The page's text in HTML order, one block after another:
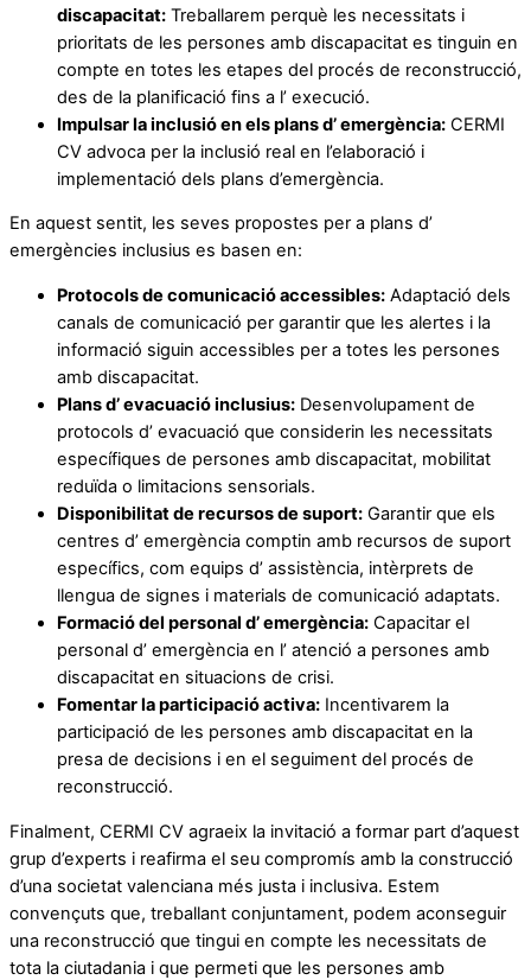
discapacitat: Treballarem perquè les necessitats i
prioritats de les persones amb discapacitat es tinguin en
compte en totes les etapes del procés de reconstrucció,
des de la planificació fins a l’ execució.
Impulsar la inclusió en els plans d’ emergència: CERMI
CV advoca per la inclusió real en l’elaboració i
implementació dels plans d’emergència.
En aquest sentit, les seves propostes per a plans d’
emergències inclusius es basen en:
Protocols de comunicació accessibles: Adaptació dels
canals de comunicació per garantir que les alertes i la
informació siguin accessibles per a totes les persones
amb discapacitat.
Plans d’ evacuació inclusius: Desenvolupament de
protocols d’ evacuació que considerin les necessitats
específiques de persones amb discapacitat, mobilitat
reduïda o limitacions sensorials.
Disponibilitat de recursos de suport: Garantir que els
centres d’ emergència comptin amb recursos de suport
específics, com equips d’ assistència, intèrprets de
llengua de signes i materials de comunicació adaptats.
Formació del personal d’ emergència: Capacitar el
personal d’ emergència en l’ atenció a persones amb
discapacitat en situacions de crisi.
Fomentar la participació activa: Incentivarem la
participació de les persones amb discapacitat en la
presa de decisions i en el seguiment del procés de
reconstrucció.
Finalment, CERMI CV agraeix la invitació a formar part d’aquest
grup d’experts i reafirma el seu compromís amb la construcció
d’una societat valenciana més justa i inclusiva. Estem
convençuts que, treballant conjuntament, podem aconseguir
una reconstrucció que tingui en compte les necessitats de
tota la ciutadania i que permeti que les persones amb